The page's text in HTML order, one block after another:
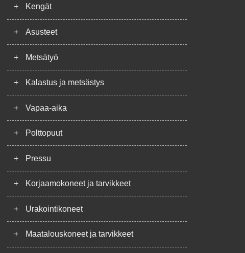
+ Kengät
+ Asusteet
+ Metsätyö
+ Kalastus ja metsästys
+ Vapaa-aika
+ Polttopuut
+ Pressu
+ Korjaamokoneet ja tarvikkeet
+ Urakointikoneet
+ Maatalouskoneet ja tarvikkeet